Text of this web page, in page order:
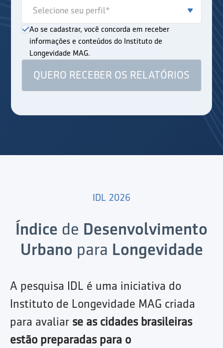
Ao se cadastrar, você concorda em receber
informações e conteúdos do Instituto de
Longevidade MAG.
IDL 2026
Índice de Desenvolvimento
Urbano para Longevidade
A pesquisa IDL é uma iniciativa do
Instituto de Longevidade MAG criada
para avaliar se as cidades brasileiras
estão preparadas para o